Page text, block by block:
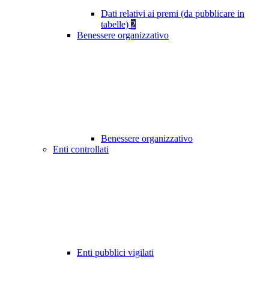
Dati relativi ai premi (da pubblicare in
tabelle) 2
Benessere organizzativo
Benessere organizzativo
Enti controllati
Enti pubblici vigilati